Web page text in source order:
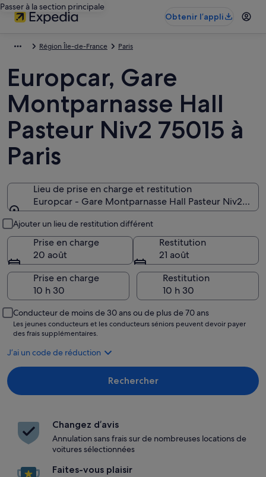
Passer à la section principale
Obtenir l’appli
Région Île-de-France Paris
Europcar, Gare
Montparnasse Hall
Pasteur Niv2 75015 à
Paris
Lieu de prise en charge et restitution
Europcar - Gare Montparnasse Hall Pasteur Niv2,
Ajouter un lieu de restitution différent
Prise en charge
20 août
Restitution
21 août
Prise en charge
Restitution
Conducteur de moins de 30 ans ou de plus de 70 ans
Les jeunes conducteurs et les conducteurs séniors peuvent devoir payer
des frais supplémentaires.
J’ai un code de réduction
Rechercher
Changez d’avis
Annulation sans frais sur de nombreuses locations de
voitures sélectionnées
Faites-vous plaisir